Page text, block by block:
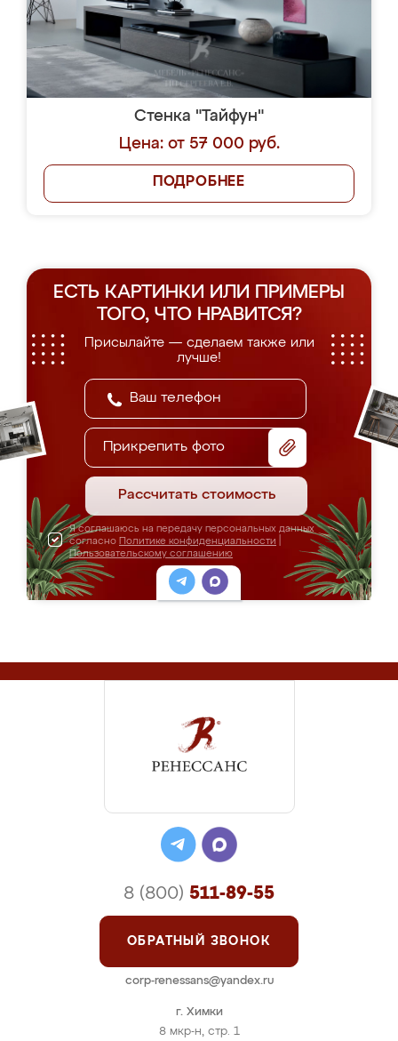
Стенка "Тайфун"
Цена: от 57 000 руб.
ПОДРОБНЕЕ
ЕСТЬ КАРТИНКИ ИЛИ ПРИМЕРЫ
ТОГО, ЧТО НРАВИТСЯ?
Присылайте — сделаем также или
лучше!
Прикрепить фото
Рассчитать стоимость
Я соглашаюсь на передачу персональных данных
согласно Политике конфиденциальности
Пользовательскому соглашению
г. Химки
8 мкр-н, стр. 1
8 (800) 511-89-55
ОБРАТНЫЙ ЗВОНОК
corp-renessans@yandex.ru